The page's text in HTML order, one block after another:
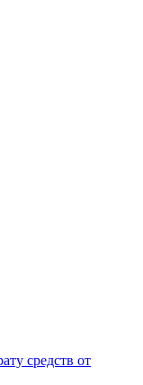
средств от